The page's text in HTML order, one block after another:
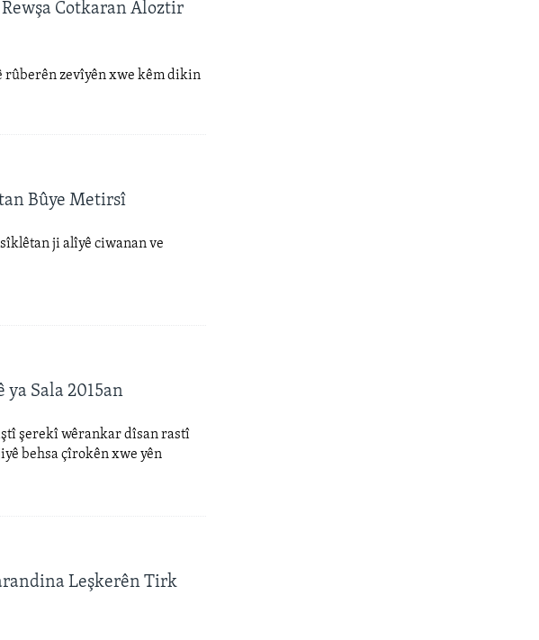
Cotkaran Aloztir
rûberên zevîyên xwe kêm dikin
Bûye Metirsî
ji alîyê ciwanan ve
Sala 2015an
şerekî wêrankar dîsan rastî
behsa çîrokên xwe yên
Leşkerên Tirk